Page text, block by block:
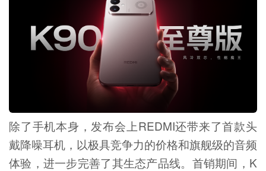
除了手机本身，发布会上REDMI还带来了首款头
戴降噪耳机，以极具竞争力的价格和旗舰级的音频
体验，进一步完善了其生态产品线。首销期间，K